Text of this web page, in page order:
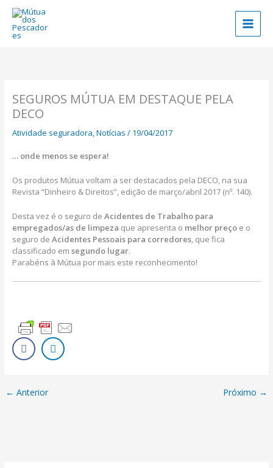
content
SEGUROS MÚTUA EM DESTAQUE PELA
DECO
Atividade seguradora ,Notícias / 19/04/2017
… onde menos se espera!
Os produtos Mútua voltam a ser destacados pela DECO, na sua
Revista “Dinheiro & Direitos”, edição de março/abril 2017 (nº. 140).
Desta vez é o seguro deAcidentes de Trabalho para
empregados/as de limpeza que apresenta o melhor preço e o
seguro deAcidentes Pessoais para corredores, que fica
classificado emsegundo lugar.
Parabéns à Mútua por mais este reconhecimento!
← Anterior Próximo →